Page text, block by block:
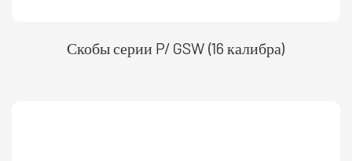
Скобы серии P/ GSW (16 калибра)